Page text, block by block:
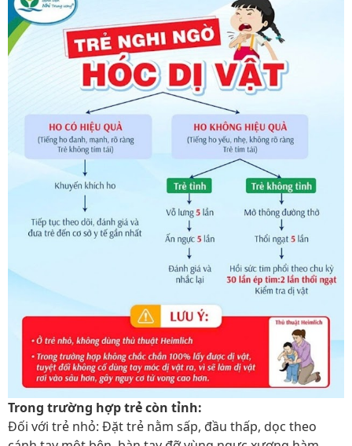
Trong trường hợp trẻ còn tỉnh:
Đối với trẻ nhỏ: Đặt trẻ nằm sấp, đầu thấp, dọc theo